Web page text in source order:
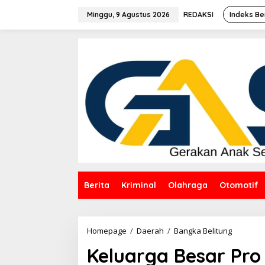
Minggu, 9 Agustus 2026 REDAKSI Indeks
Berita Kriminal Olahraga Otomotif
Homepage / Daerah / Bangka BelitungKeluarga
Pro
Keluarga Besar